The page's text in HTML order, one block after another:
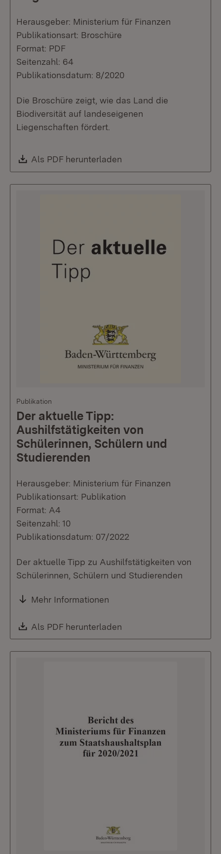
Herausgeber: Ministerium für Finanzen
Publikationsart: Broschüre
Format: PDF
Seitenzahl: 64
Publikationsdatum: 8/2020
Die Broschüre zeigt, wie das Land die
Biodiversität auf landeseigenen
Liegenschaften fördert.
Download:
Als PDF herunterladen
Publikation
Der aktuelle Tipp:
Aushilfstätigkeiten von
Schülerinnen, Schülern und
Studierenden
Herausgeber: Ministerium für Finanzen
Publikationsart: Publikation
Format: A4
Seitenzahl: 10
Publikationsdatum: 07/2022
Der aktuelle Tipp zu Aushilfstätigkeiten von
Schülerinnen, Schülern und Studierenden
Mehr Informationen
Download:
Als PDF herunterladen